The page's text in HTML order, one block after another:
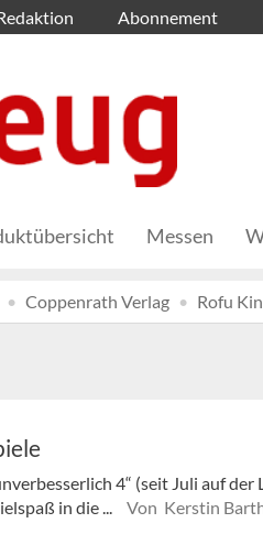
Abonnement
Messen
Coppenrath Verlag Rofu
4“ (seit Juli auf der
in die ...
Von Kerstin